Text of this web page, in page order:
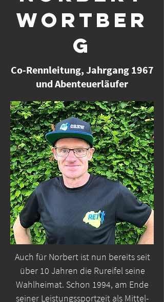
Wortber
g
Co-Rennleitung, Jahrgang 1967
und Abenteuerläufer
Auch für Norbert ist nun bereits seit
über 10 Jahren die Rureifel seine
Wahlheimat. Schon 1994, am Ende
seiner Leistungssportzeit als Mittel-